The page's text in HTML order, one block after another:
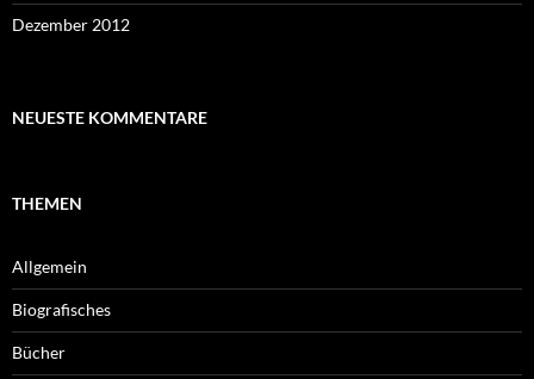
Dezember 2012
NEUESTE KOMMENTARE
THEMEN
Allgemein
Biografisches
Bücher